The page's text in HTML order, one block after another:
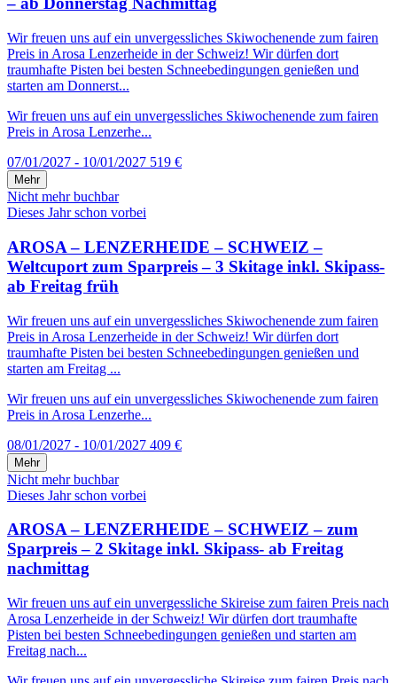
Wir freuen uns auf ein unvergessliches Skiwochenende zum fairen
Preis in Arosa Lenzerheide in der Schweiz! Wir dürfen dort
traumhafte Pisten bei besten Schneebedingungen genießen und
starten am Donnerst...
Wir freuen uns auf ein unvergessliches Skiwochenende zum fairen
Preis in Arosa Lenzerhe...
07/01/2027 - 10/01/2027 519 €
Mehr
Nicht mehr buchbar
Dieses Jahr schon vorbei
AROSA – LENZERHEIDE – SCHWEIZ –
Weltcuport zum Sparpreis – 3 Skitage inkl. Skipass-
ab Freitag früh
Wir freuen uns auf ein unvergessliches Skiwochenende zum fairen
Preis in Arosa Lenzerheide in der Schweiz! Wir dürfen dort
traumhafte Pisten bei besten Schneebedingungen genießen und
starten am Freitag ...
Wir freuen uns auf ein unvergessliches Skiwochenende zum fairen
Preis in Arosa Lenzerhe...
08/01/2027 - 10/01/2027 409 €
Mehr
Nicht mehr buchbar
Dieses Jahr schon vorbei
AROSA – LENZERHEIDE – SCHWEIZ – zum
Sparpreis – 2 Skitage inkl. Skipass- ab Freitag
nachmittag
Wir freuen uns auf ein unvergessliche Skireise zum fairen Preis nach
Arosa Lenzerheide in der Schweiz! Wir dürfen dort traumhafte
Pisten bei besten Schneebedingungen genießen und starten am
Freitag nach...